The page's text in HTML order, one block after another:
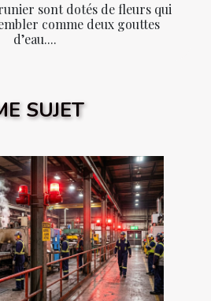
sont dotés de fleurs qui
comme deux gouttes
d’eau....
SUJET